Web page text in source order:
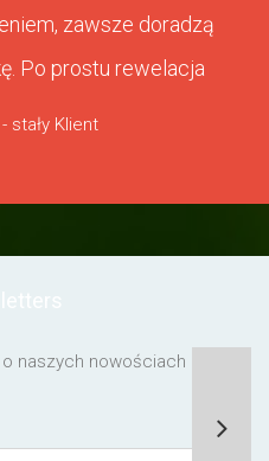
zawsze doradzą
Po prostu rewelacja
stały Klient
naszych nowościach lub o